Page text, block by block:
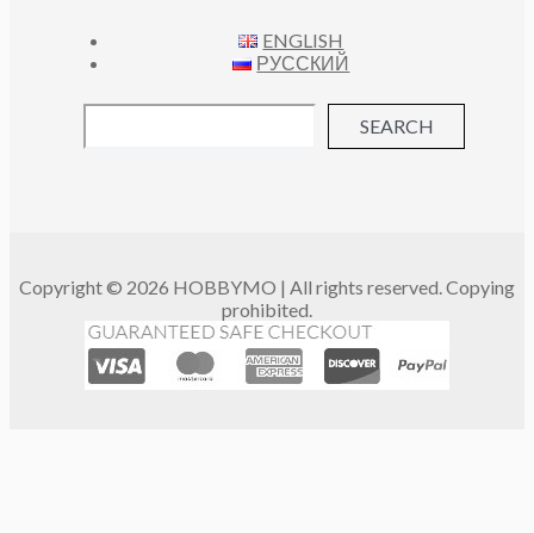
ENGLISH
РУССКИЙ
SEARCH
Copyright © 2026 HOBBYMO | All rights reserved. Copying
prohibited.